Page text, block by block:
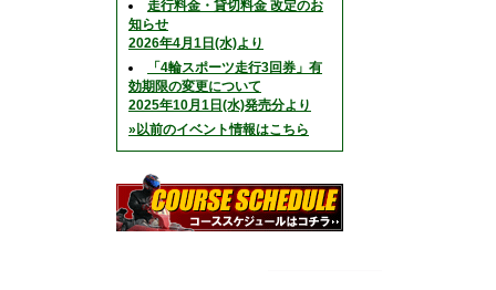
走行料金・貸切料金 改定のお
知らせ
2026年4月1日(水)より
「4輪スポーツ走行3回券」有
効期限の変更について
2025年10月1日(水)発売分より
»以前のイベント情報はこちら